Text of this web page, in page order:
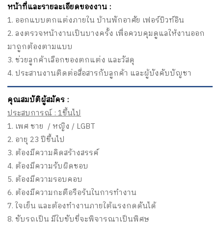
หน้าที่และรายละเอียดของงาน :
1. ออกแบบตกแต่งภายใน บ้านพักอาศัย เฟอร์บิวท์อิน
2. ลงตรวจหน้างานเป็นบางครั้ง เพื่อควบคุมดูแลให้งานออก
มาถูกต้องตามแบบ
3. ช่วยลูกค้าเลือกของตกแต่ง และวัสดุ
4. ประสานงานติดต่อสื่อสารกับลูกค้า และผู้บังคับบัญชา
คุณสมบัติผู้สมัคร :
ประสบการณ์ : 1ขึ้นไป
1. เพศ ชาย / หญิง / LGBT
2. อายุ 23 ปีขึ้นไป
3. ต้องมีความคิดสร้างสรรค์
4. ต้องมีความรับผิดชอบ
5. ต้องมีความรอบคอบ
6. ต้องมีความกะตือรือร้นในการทำงาน
7. ใจเย็น และต้องทำงานภายใต้แรงกดดันได้
8. ขับรถเป็น มีใบขับขี่จะพิจารณาเป็นพิศษ